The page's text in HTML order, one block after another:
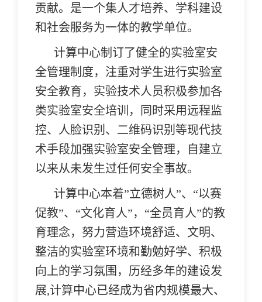
贡献。是一个集人才培养、学科建设
和社会服务为一体的教学单位。
计算中心制订了健全的实验室安
全管理制度，注重对学生进行实验室
安全教育，实验技术人员积极参加各
类实验室安全培训，同时采用远程监
控、人脸识别、二维码识别等现代技
术手段加强实验室安全管理，自建立
以来从未发生过任何安全事故。
计算中心本着”立德树人”、“以赛
促教”、“文化育人”，“全员育人”的教
育理念，努力营造环境舒适、文明、
整洁的实验室环境和勤勉好学、积极
向上的学习氛围，历经多年的建设发
展,计算中心已经成为省内规模最大、